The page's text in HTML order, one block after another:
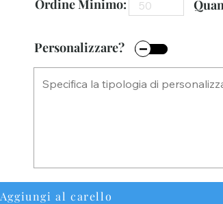
Ordine Minimo:
Personalizzare?
Aggiungi al carello